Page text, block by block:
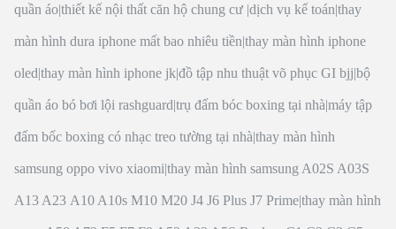
quần áo|thiết kế nội thất căn hộ chung cư |dịch vụ kế toán|thay
màn hình dura iphone mất bao nhiêu tiền|thay màn hình iphone
oled|thay màn hình iphone jk|đồ tập nhu thuật võ phục GI bjj|bộ
quần áo bó bơi lội rashguard|trụ đấm bóc boxing tại nhà|máy tập
đấm bốc boxing có nhạc treo tường tại nhà|thay màn hình
samsung oppo vivo xiaomi|thay màn hình samsung A02S A03S
A13 A23 A10 A10s M10 M20 J4 J6 Plus J7 Prime|thay màn hình